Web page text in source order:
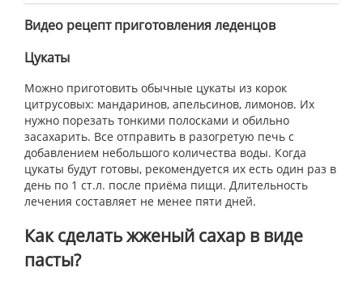
Видео рецепт приготовления леденцов
Цукаты
Можно приготовить обычные цукаты из корок
цитрусовых: мандаринов, апельсинов, лимонов. Их
нужно порезать тонкими полосками и обильно
засахарить. Все отправить в разогретую печь с
добавлением небольшого количества воды. Когда
цукаты будут готовы, рекомендуется их есть один раз в
день по 1 ст.л. после приёма пищи. Длительность
лечения составляет не менее пяти дней.
Как сделать жженый сахар в виде
пасты?